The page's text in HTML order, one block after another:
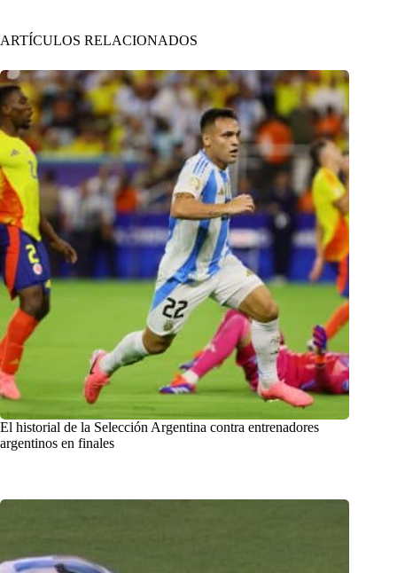
ARTÍCULOS RELACIONADOS
El historial de la Selección Argentina contra entrenadores
argentinos en finales